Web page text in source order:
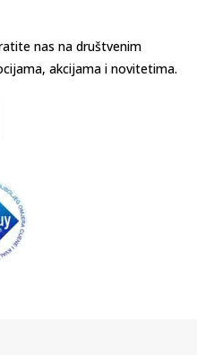
nas na društvenim
akcijama i novitetima.